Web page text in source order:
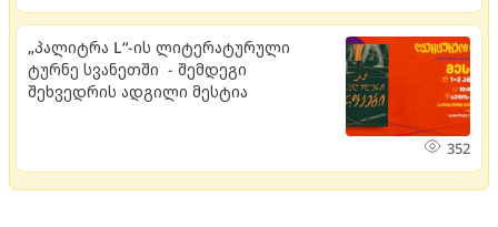
„პალიტრა L“-ის ლიტერატურული
ტურნე სვანეთში - შემდეგი
შეხვედრის ადგილი მესტია
352